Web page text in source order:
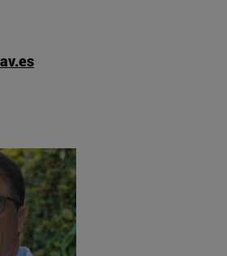
CV de Prof. Dr. Miguel Ángel